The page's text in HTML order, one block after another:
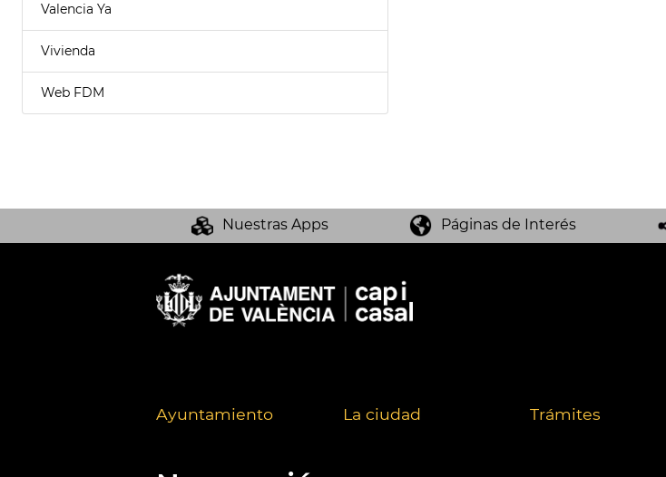
Valencia Ya
Vivienda
Web FDM
Nuestras Apps Páginas de Interés
Ayuntamiento La ciudad Trámites